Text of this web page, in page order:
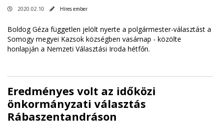
2020.02.10 Híres ember
Boldog Géza független jelölt nyerte a polgármester-választást a
Somogy megyei Kazsok községben vasárnap - közölte
honlapján a Nemzeti Választási Iroda hétfőn.
Eredményes volt az időközi
önkormányzati választás
Rábaszentandráson